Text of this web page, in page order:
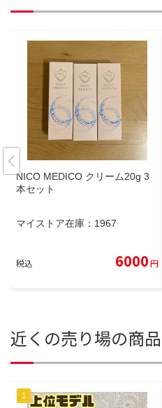
NICO MEDICO クリーム20g 3
本セット
マイストア在庫： 1967
税込 6000円
近くの売り場の商品